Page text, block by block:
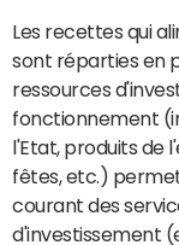
Les recettes qui
sont réparties en
ressources
fonctionnement
l'Etat, produits de
fêtes, etc.)
courant des
d'investissement